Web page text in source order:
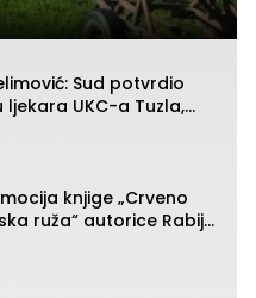
Sud potvrdio
ljekara UKC-a Tuzla,
ostala obdukcija
knjige „Crveno
ruža“ autorice Rabije